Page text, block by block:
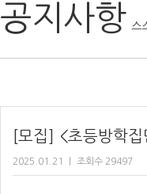
공지사항 스
[모집] <초등방학
2025.01.21 조회수 29497